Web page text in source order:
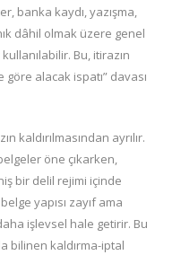
banka kaydı, yazışma,
dâhil olmak üzere genel
Bu, itirazın
alacak ispatı” davası
kaldırılmasından ayrılır.
öne çıkarken,
bir delil rejimi içinde
yapısı zayıf ama
işlevsel hale getirir. Bu
bilinen kaldırma-iptal